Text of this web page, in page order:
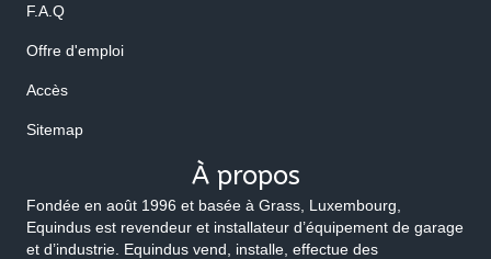
F.A.Q
Offre d'emploi
Accès
Sitemap
À propos
Fondée en août 1996 et basée à Grass, Luxembourg,
Equindus est revendeur et installateur d’équipement de garage
et d’industrie. Equindus vend, installe, effectue des